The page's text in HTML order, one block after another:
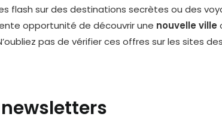
flash sur des destinations secrètes ou des
opportunité de découvrir une nouvelle ville
pas de vérifier ces offres sur les sites